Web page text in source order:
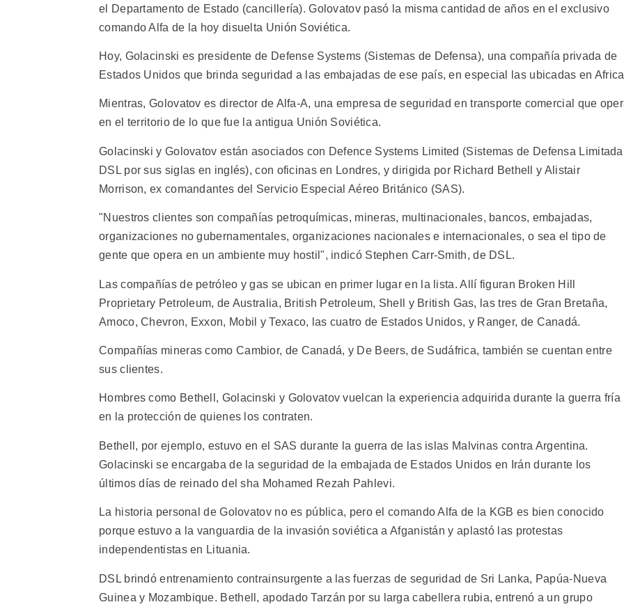
el Departamento de Estado (cancillería). Golovatov pasó la misma cantidad de años en el exclusivo
comando Alfa de la hoy disuelta Unión Soviética.
Hoy, Golacinski es presidente de Defense Systems (Sistemas de Defensa), una compañía privada de
Estados Unidos que brinda seguridad a las embajadas de ese país, en especial las ubicadas en
Mientras, Golovatov es director de Alfa-A, una empresa de seguridad en transporte comercial que
en el territorio de lo que fue la antigua Unión Soviética.
Golacinski y Golovatov están asociados con Defence Systems Limited (Sistemas de Defensa
DSL por sus siglas en inglés), con oficinas en Londres, y dirigida por Richard Bethell y Alistair
Morrison, ex comandantes del Servicio Especial Aéreo Británico (SAS).
"Nuestros clientes son compañías petroquímicas, mineras, multinacionales, bancos, embajadas,
organizaciones no gubernamentales, organizaciones nacionales e internacionales, o sea el tipo de
gente que opera en un ambiente muy hostil", indicó Stephen Carr-Smith, de DSL.
Las compañías de petróleo y gas se ubican en primer lugar en la lista. Allí figuran Broken Hill
Proprietary Petroleum, de Australia, British Petroleum, Shell y British Gas, las tres de Gran Bretaña,
Amoco, Chevron, Exxon, Mobil y Texaco, las cuatro de Estados Unidos, y Ranger, de Canadá.
Compañías mineras como Cambior, de Canadá, y De Beers, de Sudáfrica, también se cuentan entre
sus clientes.
Hombres como Bethell, Golacinski y Golovatov vuelcan la experiencia adquirida durante la guerra fría
en la protección de quienes los contraten.
Bethell, por ejemplo, estuvo en el SAS durante la guerra de las islas Malvinas contra Argentina.
Golacinski se encargaba de la seguridad de la embajada de Estados Unidos en Irán durante los
últimos días de reinado del sha Mohamed Rezah Pahlevi.
La historia personal de Golovatov no es pública, pero el comando Alfa de la KGB es bien conocido
porque estuvo a la vanguardia de la invasión soviética a Afganistán y aplastó las protestas
independentistas en Lituania.
DSL brindó entrenamiento contrainsurgente a las fuerzas de seguridad de Sri Lanka, Papúa-Nueva
Guinea y Mozambique. Bethell, apodado Tarzán por su larga cabellera rubia, entrenó a un grupo